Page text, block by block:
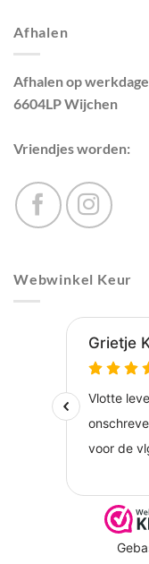
Afhalen
Afhalen op
6604LP Wijchen
Vriendjes worden:
Webwinkel Keur